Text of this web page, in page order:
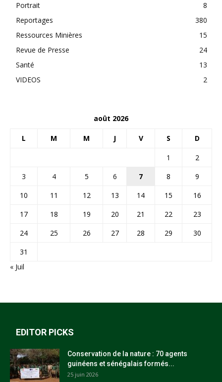
Portrait
8
Reportages
380
Ressources Minières
15
Revue de Presse
24
Santé
13
VIDEOS
2
août 2026
L M M J V S D
1
2
3
4 5 6 7 8
9
10
11 12 13 14 15
16
17
18 19 20 21 22
23
24
25 26 27 28 29
30
31
« Juil
EDITOR PICKS
Conservation de la nature : 70 agents
guinéens et sénégalais formés...
25 juin 2026